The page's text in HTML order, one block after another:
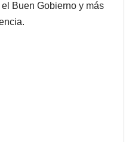
Buen Gobierno y más